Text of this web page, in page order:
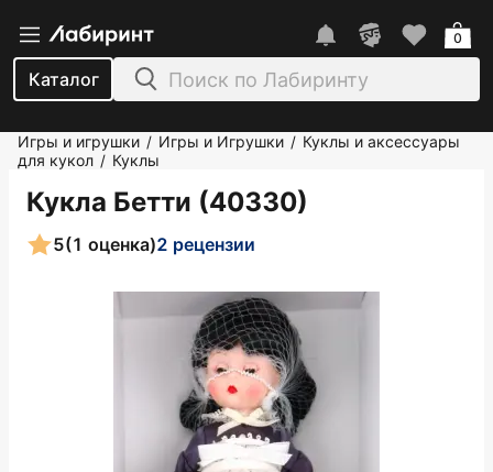
Каталог
0
Игры и игрушки / Игры и Игрушки / Куклы и аксессуары
для кукол / Куклы
Кукла Бетти (40330)
5(1 оценка)2 рецензии